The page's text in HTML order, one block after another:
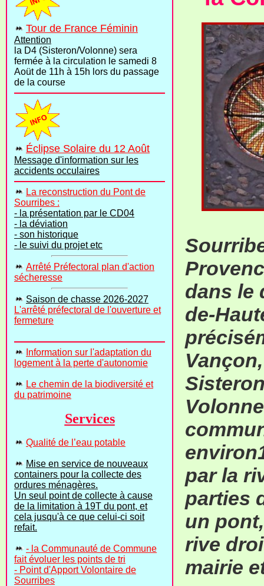
Tour de France Féminin
Attention
la D4 (Sisteron/Volonne) sera
fermée à la circulation le samedi 8
Aoüt de 11h à 15h lors du passage
de la course
Éclipse Solaire du 12 Août
Message d'information sur les
accidents occulaires
La reconstruction du Pont de
Sourribes :
- la présentation par le CD04
- la déviation
- son historique
- le suivi du projet etc
Arrêté Préfectoral plan d'action
sécheresse
Saison de chasse 2026-2027
L'arrêté préfectoral de l'ouverture et
fermeture
Information sur l'adaptation du
logement à la perte d'autonomie
Le chemin de la biodiversité et
du patrimoine
Services
Qualité de l’eau potable
Mise en service de nouveaux
containers pour la collecte des
ordures ménagères.
Un seul point de collecte à cause
de la limitation à 19T du pont, et
cela jusqu'à ce que celui-ci soit
refait.
- la Communauté de Commune
fait évoluer les points de tri
- Point d'Apport Volontaire de
Sourribes
dans le
de-
par la
parties
un
rive
mairie